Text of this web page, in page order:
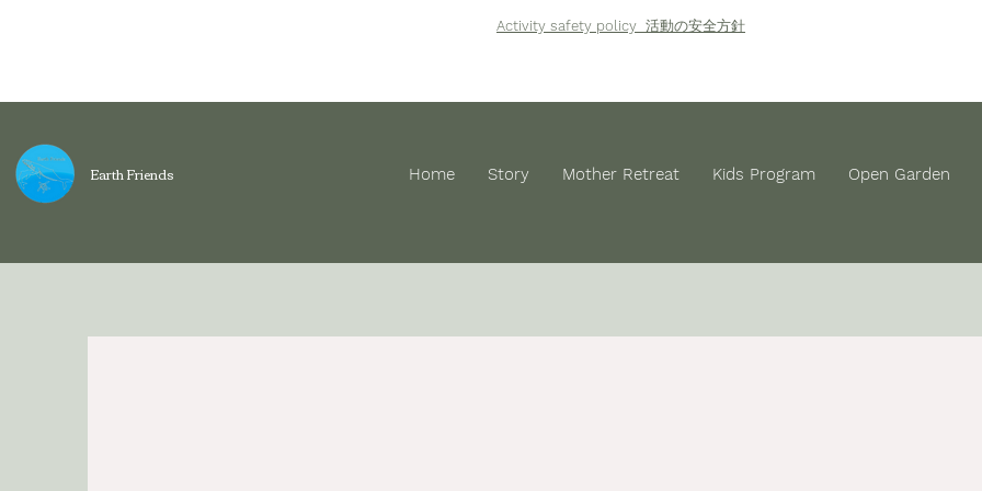
Activity safety policy 活動の安全方針
​Earth Friends Home Story Mother Retreat Kids Program Open Garden